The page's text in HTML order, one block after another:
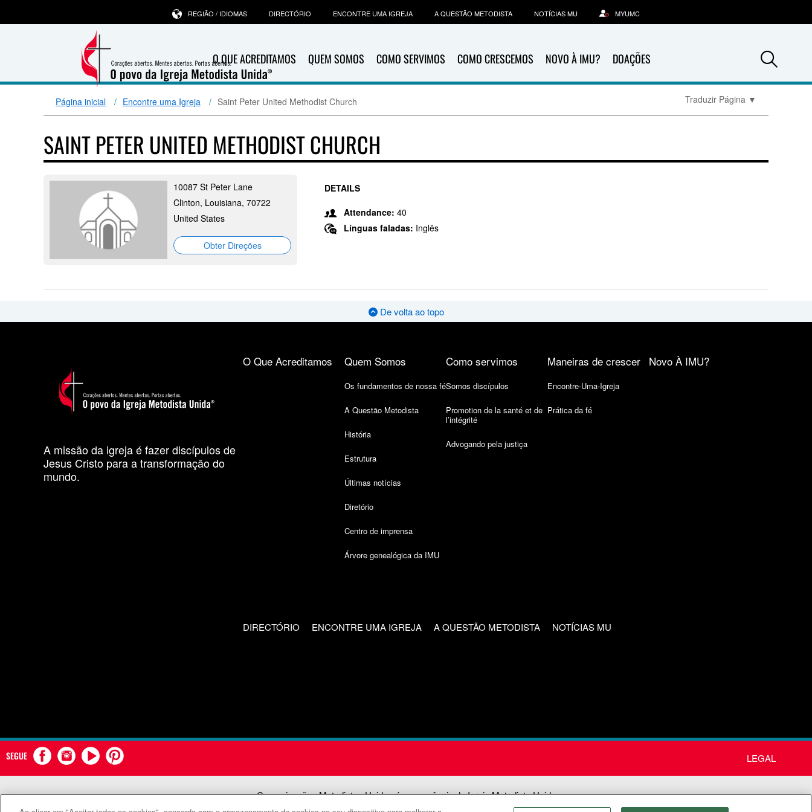
O QUE ACREDITAMOS QUEM SOMOS COMO SERVIMOS COMO CRESCEMOS NOVO À IMU? DOAÇÕES
REGIÃO / IDIOMAS DIRECTÓRIO ENCONTRE UMA IGREJA A QUESTÃO METODISTA NOTÍCIAS MU MYUMC
Página inicial Encontre uma Igreja Saint Peter United Methodist Church Traduzir Página ▼
SAINT PETER UNITED METHODIST CHURCH
10087 St Peter Lane
Clinton, Louisiana, 70722
United States
Obter Direções
DETAILS
Attendance: 40
Línguas faladas: Inglês
De volta ao topo
A missão da igreja é fazer discípulos de
Jesus Cristo para a transformação do
mundo.
O Que Acreditamos Quem Somos
Os fundamentos de nossa fé
A Questão Metodista
História
Estrutura
Últimas notícias
Diretório
Centro de imprensa
Árvore genealógica da IMU
Como servimos
Somos discípulos
Promotion de la santé et de
l’intégrité
Advogando pela justiça
Maneiras de crescer
Encontre-Uma-Igreja
Prática da fé
Novo À IMU?
DIRECTÓRIO ENCONTRE UMA IGREJA A QUESTÃO METODISTA NOTÍCIAS MU
SEGUE LEGAL
Comunicações Metodistas Unidas é uma agência da Igreja Metodista Unida